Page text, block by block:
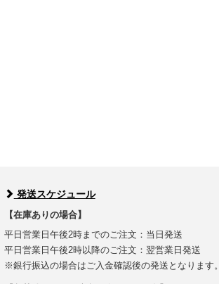
発送スケジュール
【在庫ありの場合】
平日営業日午後2時までのご注文：当日発送
平日営業日午後2時以降のご注文：翌営業日発送
※銀行振込の場合はご入金確認後の発送となります。